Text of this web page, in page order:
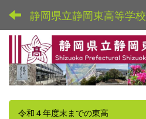
静岡県立静岡東高等学校
令和４年度末までの東高